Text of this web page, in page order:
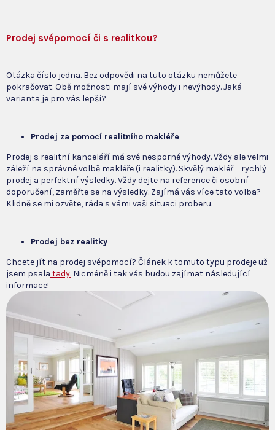
Prodej svépomocí či s realitkou?
Otázka číslo jedna. Bez odpovědi na tuto otázku nemůžete
pokračovat. Obě možnosti mají své výhody i nevýhody. Jaká
varianta je pro vás lepší?
Prodej za pomocí realitního makléře
Prodej s realitní kanceláří má své nesporné výhody. Vždy ale velmi
záleží na správné volbě makléře (i realitky). Skvělý makléř = rychlý
prodej a perfektní výsledky. Vždy dejte na reference či osobní
doporučení, zaměřte se na výsledky. Zajímá vás více tato volba?
Klidně se mi ozvěte, ráda s vámi vaši situaci proberu.
Prodej bez realitky
Chcete jít na prodej svépomocí? Článek k tomuto typu prodeje už
jsem psala tady. Nicméně i tak vás budou zajímat následující
informace!